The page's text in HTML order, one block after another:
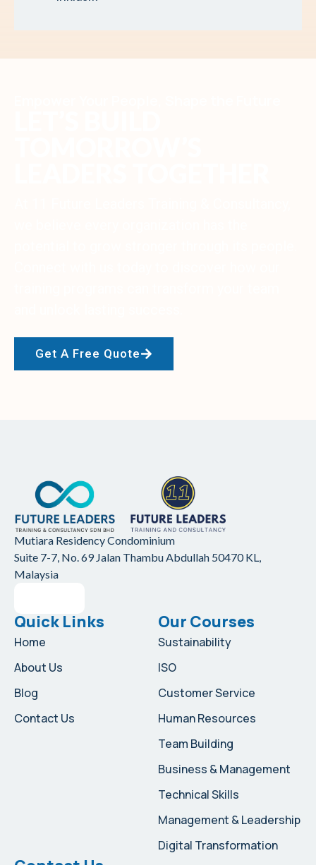
Get A Free Quote
Mutiara Residency Condominium
Suite 7-7, No. 69 Jalan Thambu Abdullah 50470 KL,
Malaysia
Quick Links
Home
About Us
Blog
Contact Us
Our Courses
Sustainability
ISO
Customer Service
Human Resources
Team Building
Business & Management
Technical Skills
Management & Leadership
Digital Transformation